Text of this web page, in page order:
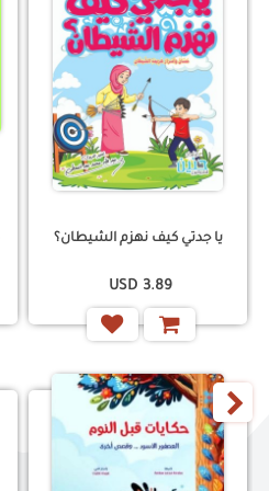
يا جدتي كيف نهزم الشيطان؟
3.89
USD
›